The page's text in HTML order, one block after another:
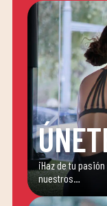
¡Haz de tu
nuestros…